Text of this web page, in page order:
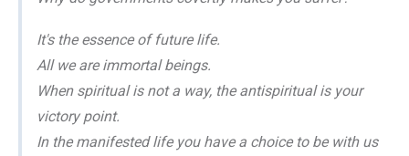
It's the essence of future life.
All we are immortal beings.
When spiritual is not a way, the antispiritual is your
victory point.
In the manifested life you have a choice to be with us